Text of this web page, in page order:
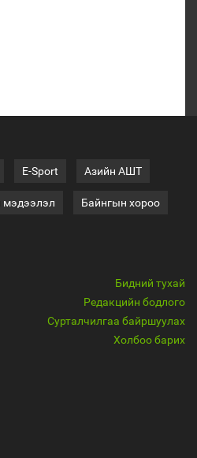
E-Sport Азийн АШТ
мэдээлэл Байнгын хороо
Бидний тухай
Редакцийн бодлого
Сурталчилгаа байршуулах
Холбоо барих